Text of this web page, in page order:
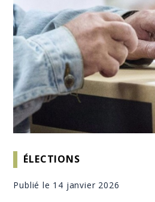
ÉLECTIONS
Publié le 14 janvier 2026